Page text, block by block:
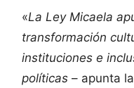
«La Ley Micaela
transformación
instituciones e
políticas – apunta